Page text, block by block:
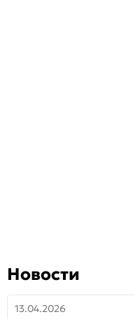
Новости
13.04.2026